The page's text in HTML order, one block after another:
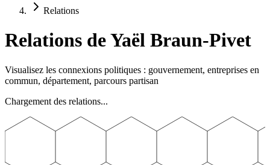
Relations
Relations deYaël Braun-Pivet
Visualisez les connexions politiques : gouvernement, entreprises en
commun, département, parcours partisan
Chargement des relations...